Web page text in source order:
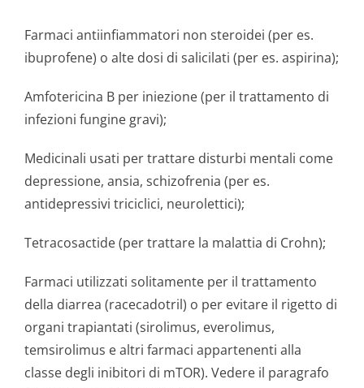
Farmaci antiinfiammatori non steroidei (per es.
ibuprofene) o alte dosi di salicilati (per es. aspirina);
Amfotericina B per iniezione (per il trattamento di
infezioni fungine gravi);
Medicinali usati per trattare disturbi mentali come
depressione, ansia, schizofrenia (per es.
antidepressivi triciclici, neurolettici);
Tetracosactide (per trattare la malattia di Crohn);
Farmaci utilizzati solitamente per il trattamento
della diarrea (racecadotril) o per evitare il rigetto di
organi trapiantati (sirolimus, everolimus,
temsirolimus e altri farmaci appartenenti alla
classe degli inibitori di mTOR). Vedere il paragrafo